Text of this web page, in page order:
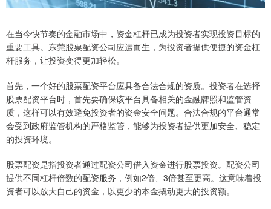
在当今快节奏的金融市场中，资金杠杆已成为投资者实现投资目标的
重要工具。东莞股票配资公司应运而生，为投资者提供便捷的资金杠
杆服务，让投资变得更加轻松。
首先，一个好的股票配资平台应具备合法合规的资质。投资者在选择
股票配资平台时，首先要确保该平台具备相关的金融牌照和监管资
质，这样可以有效避免投资者的资金安全问题。合法合规的平台通常
会受到政府监管机构的严格监管，能够为投资者提供更加安全、稳定
的投资环境。
股票配资是指投资者通过配资公司借入资金进行股票投资。配资公司
提供不同杠杆倍数的配资服务，例如2倍、3倍甚至更高。这意味着投
资者可以放大自己的资金，以更少的本金撬动更大的投资额。